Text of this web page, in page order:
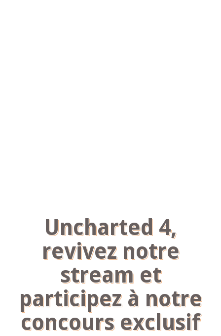
Uncharted 4,
revivez notre
stream et
participez à notre
concours exclusif